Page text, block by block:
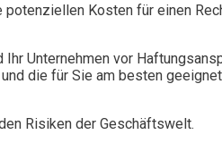
Kosten für einen
Unternehmen vor
die für Sie am besten
Risiken der Geschäftswelt.